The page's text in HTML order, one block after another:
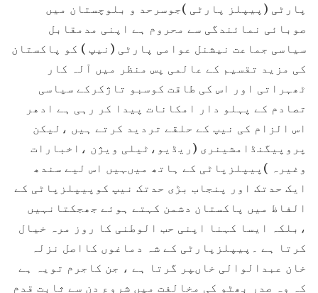
پارٹی (پیپلز پارٹی )جوسرحد و بلوچستان میں
صوبائی نمائندگی سے محروم ہے اپنی مدمقابل
سیاسی جماعت نیشنل عوامی پارٹی (نیپ ) کو پاکستان
کی مزید تقسیم کے عالمی پس منظر میں آلہ کار
ٹھہراتی اور اس کی طاقت کوسبو تاژکرکے سیاسی
تصادم کے پہلو دار امکانات پیدا کر رہی ہے ادھر
اس الزام کی نیپ کے حلقے تردید کرتے ہیں ،لیکن
پروپیگنڈامشینری (ریڈیو،ٹیلی ویژن ،اخبارات
وغیرہ )پیپلزپاٹی کے ہاتھ میںہیں اس لیے سندھ
ایک حدتک اور پنجاب بڑی حدتک نیپ کوپیپلزپاٹی کے
الفاظ میں پاکستان دشمن کہتے ہوئے جھجکتانہیں
،بلکہ ایسا کہنا اپنی حب الوطنی کا روز مرہ خیال
کرتا ہے ۔پیپلزپارٹی کے شہ دماغوں کااصل نزلہ
خان عبدالوالی خاںپر گرتا ہے ، جن کاجرم تویہ ہے
کہ وہ صدر بھٹو کی مخالفت میں شروع دن سے ثابت قدم